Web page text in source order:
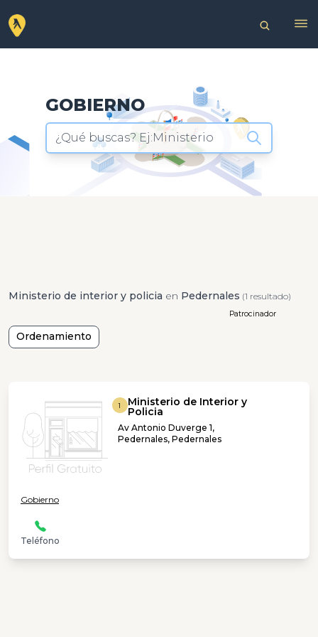
GOBIERNO
¿Qué buscas? Ej:Ministerio
Ministerio de interior y policia en Pedernales (1 resultado)
Ordenamiento
Patrocinador
1 Ministerio de Interior y
Policia
Av Antonio Duverge 1,
Pedernales, Pedernales
Gobierno
Teléfono